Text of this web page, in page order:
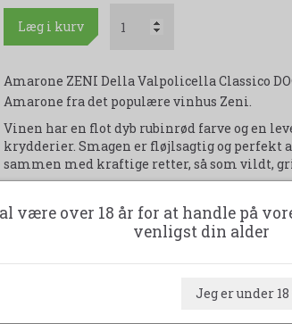
Læg i kurv
Amarone ZENI Della Valpolicella Classico
Amarone fra det populære vinhus Zeni.
Vinen har en flot dyb rubinrød farve og en
krydderier. Smagen er fløjlsagtig og perfekt
sammen med kraftige retter, så som vildt,
Vinen er fremstillet på druesorterne:
En kasse indeholder 1 flasker - 300 cl. 15 %
Fløjlsagtig og perfekt afrundet Amarone fra
Vinen har en flot dyb rubinrød farve og en
krydderier. Smagen er fløjlsagtig og perfekt
sammen med kraftige retter, så som vildt,
være over 18 år for at handle på
venligst din alder
Jeg er under